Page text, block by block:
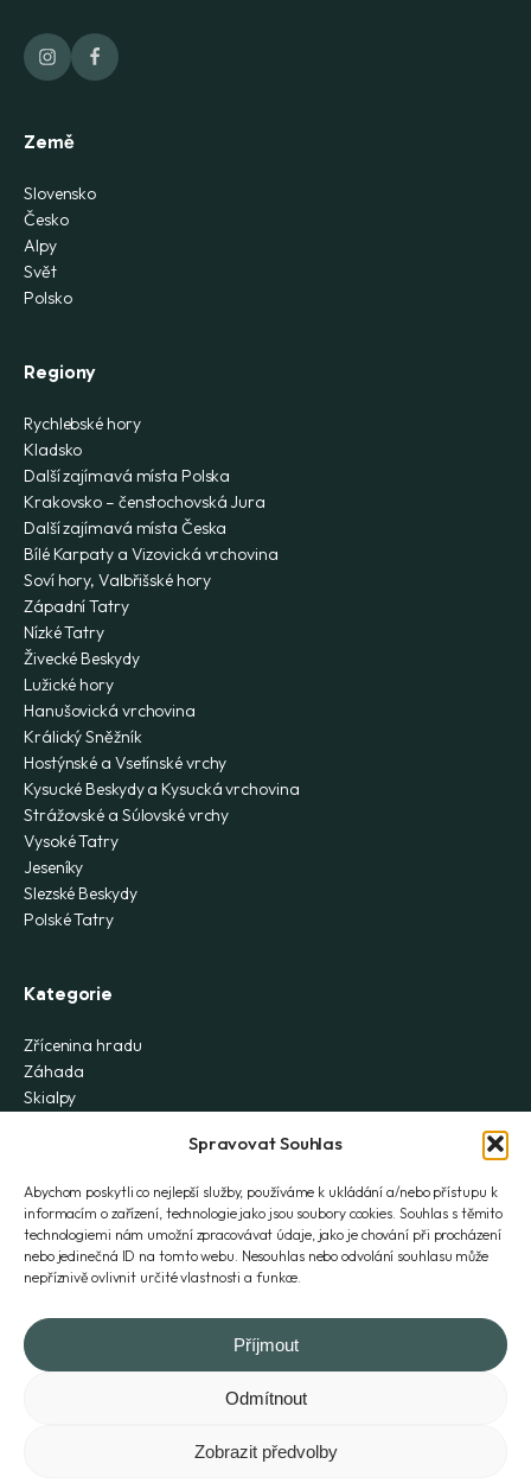
Spravovat Souhlas
Abychom poskytli co nejlepší služby, používáme k ukládání a/nebo přístupu k
informacím o zařízení, technologie jako jsou soubory cookies. Souhlas s těmito
technologiemi nám umožní zpracovávat údaje, jako je chování při procházení
nebo jedinečná ID na tomto webu. Nesouhlas nebo odvolání souhlasu může
nepříznivě ovlivnit určité vlastnosti a funkce.
Příjmout
Odmítnout
Zobrazit předvolby
Země
Slovensko
Česko
Alpy
Svět
Polsko
Regiony
Rychlebské hory
Kladsko
Další zajímavá místa Polska
Krakovsko – čenstochovská Jura
Další zajímavá místa Česka
Bílé Karpaty a Vizovická vrchovina
Soví hory, Valbřišské hory
Západní Tatry
Nízké Tatry
Živecké Beskydy
Lužické hory
Hanušovická vrchovina
Králický Sněžník
Hostýnské a Vsetínské vrchy
Kysucké Beskydy a Kysucká vrchovina
Strážovské a Súlovské vrchy
Vysoké Tatry
Jeseníky
Slezské Beskydy
Polské Tatry
Kategorie
Zřícenina hradu
Záhada
Skialpy
Ferrata
Turistická chata
Historie
Na kole
© 2026, Všechna práva vyhrazena